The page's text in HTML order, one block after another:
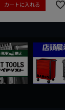
カートに入れる